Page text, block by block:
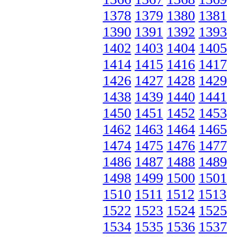
1378 1379 1380 1381
1390 1391 1392 1393
1402 1403 1404 1405
1414 1415 1416 1417
1426 1427 1428 1429
1438 1439 1440 1441
1450 1451 1452 1453
1462 1463 1464 1465
1474 1475 1476 1477
1486 1487 1488 1489
1498 1499 1500 1501
1510 1511 1512 1513
1522 1523 1524 1525
1534 1535 1536 1537